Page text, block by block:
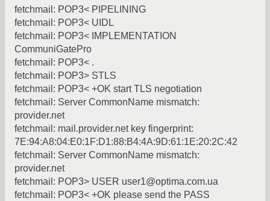
fetchmail: POP3< PIPELINING
fetchmail: POP3< UIDL
fetchmail: POP3< IMPLEMENTATION
CommuniGatePro
fetchmail: POP3< .
fetchmail: POP3> STLS
fetchmail: POP3< +OK start TLS negotiation
fetchmail: Server CommonName mismatch:
provider.net
fetchmail: mail.provider.net key fingerprint:
7E:94:A8:04:E0:1F:D1:88:B4:4A:9D:61:1E:20:2C:42
fetchmail: Server CommonName mismatch:
provider.net
fetchmail: POP3> USER user1@optima.com.ua
fetchmail: POP3< +OK please send the PASS